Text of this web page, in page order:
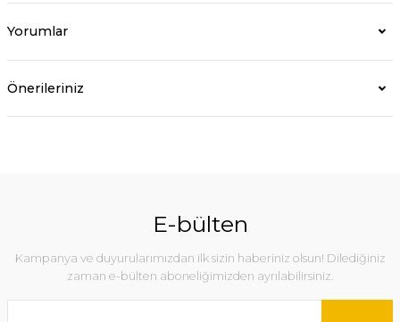
Yorumlar
Önerileriniz
E-bülten
Kampanya ve duyurularımızdan ilk sizin haberiniz olsun! Dilediğiniz
zaman e-bülten aboneliğimizden ayrılabilirsiniz.